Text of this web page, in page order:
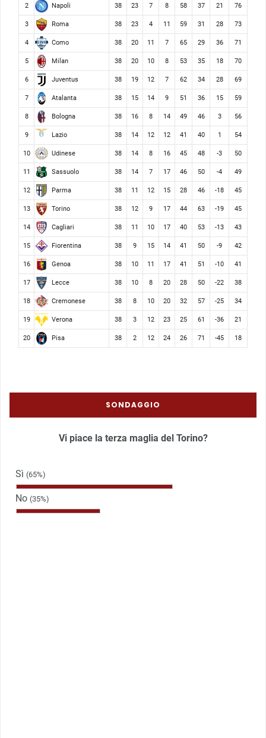
2 Napoli 38 23 7 8 58 37 21 76
3 Roma 38 23 4 11 59 31 28 73
4 Como 38 20 11 7 65 29 36 71
5 Milan 38 20 10 8 53 35 18 70
6 Juventus 38 19 12 7 62 34 28 69
7 Atalanta 38 15 14 9 51 36 15 59
8 Bologna 38 16 8 14 49 46 3 56
9 Lazio 38 14 12 12 41 40 1 54
10 Udinese 38 14 8 16 45 48 -3 50
11 Sassuolo 38 14 7 17 46 50 -4 49
12 Parma 38 11 12 15 28 46 -18 45
13 Torino 38 12 9 17 44 63 -19 45
14 Cagliari 38 11 10 17 40 53 -13 43
15 Fiorentina 38 9 15 14 41 50 -9 42
16 Genoa 38 10 11 17 41 51 -10 41
17 Lecce 38 10 8 20 28 50 -22 38
18 Cremonese 38 8 10 20 32 57 -25 34
19 Verona 38 3 12 23 25 61 -36 21
20 Pisa 38 2 12 24 26 71 -45 18
SONDAGGIO
Vi piace la terza maglia del Torino?
Sì (65%)
No (35%)